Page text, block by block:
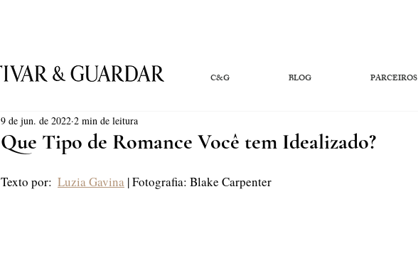
C&G BLOG PARCEIROS
Que Tipo de Romance Você tem Idealizado?
9 de jun. de 2022 2 min de leitura
Texto por: Luzia Gavina | Fotografia: Blake Carpenter